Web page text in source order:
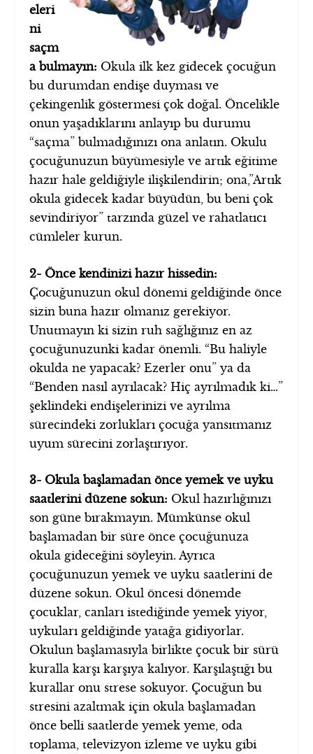
eleri
ni
saçm
a bulmayın: Okula ilk kez gidecek çocuğun
bu durumdan endişe duyması ve
çekingenlik göstermesi çok doğal. Öncelikle
onun yaşadıklarını anlayıp bu durumu
“saçma” bulmadığınızı ona anlatın. Okulu
çocuğunuzun büyümesiyle ve artık eğitime
hazır hale geldiğiyle ilişkilendirin; ona,”Artık
okula gidecek kadar büyüdün, bu beni çok
sevindiriyor” tarzında güzel ve rahatlatıcı
cümleler kurun.
2- Önce kendinizi hazır hissedin:
Çocuğunuzun okul dönemi geldiğinde önce
sizin buna hazır olmanız gerekiyor.
Unutmayın ki sizin ruh sağlığınız en az
çocuğunuzunki kadar önemli. “Bu haliyle
okulda ne yapacak? Ezerler onu” ya da
“Benden nasıl ayrılacak? Hiç ayrılmadık ki…”
şeklindeki endişelerinizi ve ayrılma
sürecindeki zorlukları çocuğa yansıtmanız
uyum sürecini zorlaştırıyor.
3- Okula başlamadan önce yemek ve uyku
saatlerini düzene sokun: Okul hazırlığınızı
son güne bırakmayın. Mümkünse okul
başlamadan bir süre önce çocuğunuza
okula gideceğini söyleyin. Ayrıca
çocuğunuzun yemek ve uyku saatlerini de
düzene sokun. Okul öncesi dönemde
çocuklar, canları istediğinde yemek yiyor,
uykuları geldiğinde yatağa gidiyorlar.
Okulun başlamasıyla birlikte çocuk bir sürü
kuralla karşı karşıya kalıyor. Karşılaştığı bu
kurallar onu strese sokuyor. Çocuğun bu
stresini azaltmak için okula başlamadan
önce belli saatlerde yemek yeme, oda
toplama, televizyon izleme ve uyku gibi